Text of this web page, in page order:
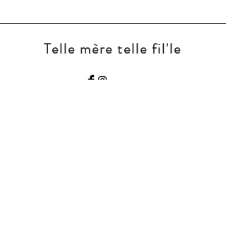
Telle mère telle fil'le